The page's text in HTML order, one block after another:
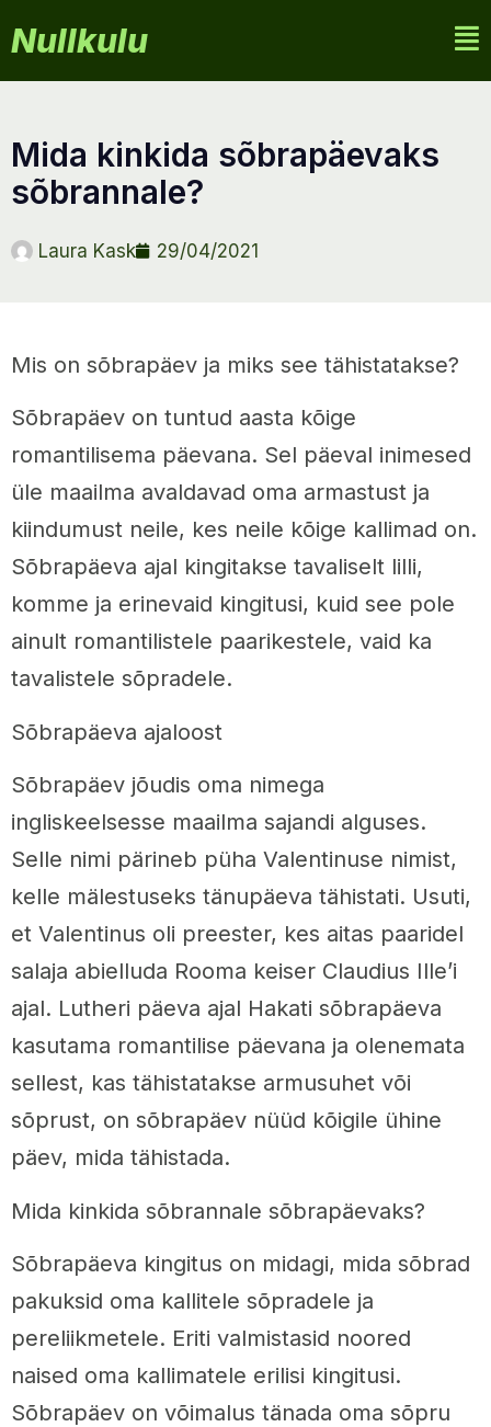
Nullkulu
mida kinkida sõbrapäevaks
sõbrannale?
Laura Kask 29/04/2021
Mis on sõbrapäev ja miks see tähistatakse?
Sõbrapäev on tuntud aasta kõige
romantilisema päevana. Sel päeval inimesed
üle maailma avaldavad oma armastust ja
kiindumust neile, kes neile kõige kallimad on.
Sõbrapäeva ajal kingitakse tavaliselt lilli,
komme ja erinevaid kingitusi, kuid see pole
ainult romantilistele paarikestele, vaid ka
tavalistele sõpradele.
Sõbrapäeva ajaloost
Sõbrapäev jõudis oma nimega
ingliskeelsesse maailma sajandi alguses.
Selle nimi pärineb püha Valentinuse nimist,
kelle mälestuseks tänupäeva tähistati. Usuti,
et Valentinus oli preester, kes aitas paaridel
salaja abielluda Rooma keiser Claudius Ille’i
ajal. Lutheri päeva ajal Hakati sõbrapäeva
kasutama romantilise päevana ja olenemata
sellest, kas tähistatakse armusuhet või
sõprust, on sõbrapäev nüüd kõigile ühine
päev, mida tähistada.
Mida kinkida sõbrannale sõbrapäevaks?
Sõbrapäeva kingitus on midagi, mida sõbrad
pakuksid oma kallitele sõpradele ja
pereliikmetele. Eriti valmistasid noored
naised oma kallimatele erilisi kingitusi.
Sõbrapäev on võimalus tänada oma sõpru